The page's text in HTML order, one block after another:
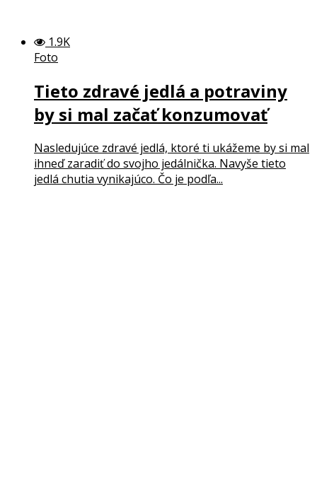
1.9K
Foto
Tieto zdravé jedlá a potraviny
by si mal začať konzumovať
Nasledujúce zdravé jedlá, ktoré ti ukážeme by si mal
ihneď zaradiť do svojho jedálnička. Navyše tieto
jedlá chutia vynikajúco. Čo je podľa...